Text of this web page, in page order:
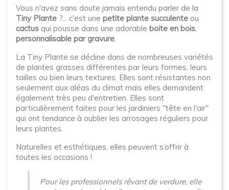
Vous n'avez sans doute jamais entendu parler de la
Tiny Plante ?... c'est une petite plante succulente ou
cactus qui pousse dans une adorable boite en bois,
personnalisable par gravure.
La Tiny Plante se décline dans de nombreuses variétés
de plantes grasses différentes par leurs formes, leurs
tailles ou bien leurs textures. Elles sont résistantes non
seulement aux aléas du climat mais elles demandent
également très peu d'entretien. Elles sont
particulièrement faites pour les jardiniers "tête en l'air"
qui ont tendance à oublier les arrosages réguliers pour
leurs plantes.
Naturelles et esthétiques, elles peuvent s’offrir à
toutes les occasions !
Pour les professionnels rêvant de verdure, elle